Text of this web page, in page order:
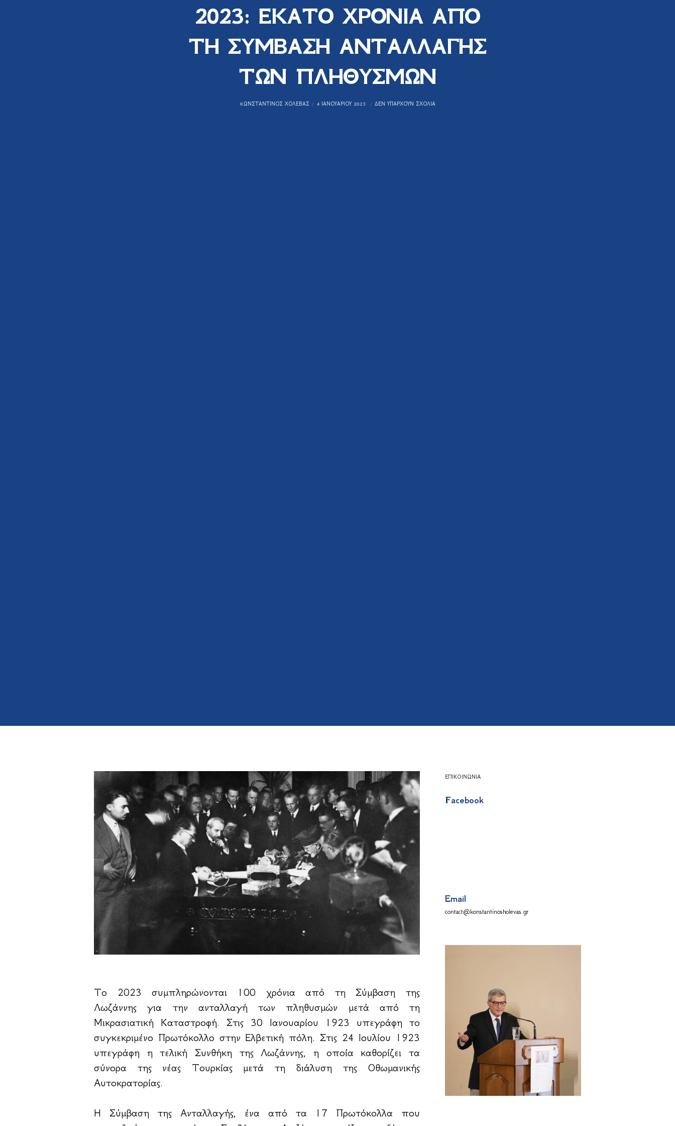
2023: ΕΚΑΤΟ ΧΡΟΝΙΑ ΑΠΟ
ΤΗ ΣΥΜΒΑΣΗ ΑΝΤΑΛΛΑΓΗΣ
ΤΩΝ ΠΛΗΘΥΣΜΩΝ
KΩΝΣΤΑΝΤΊΝΟΣ ΧΟΛΈΒΑΣ 4 ΙΑΝΟΥΑΡΊΟΥ 2023 ΔΕΝ ΥΠΆΡΧΟΥΝ ΣΧΌΛΙΑ
Το 2023 συμπληρώνονται 100 χρόνια από τη Σύμβαση της
Λωζάννης για την ανταλλαγή των πληθυσμών μετά από τη
Μικρασιατική Καταστροφή. Στις 30 Ιανουαρίου 1923 υπεγράφη το
συγκεκριμένο Πρωτόκολλο στην Ελβετική πόλη. Στις 24 Ιουλίου 1923
υπεγράφη η τελική Συνθήκη της Λωζάννης, η οποία καθορίζει τα
σύνορα της νέας Τουρκίας μετά τη διάλυση της Οθωμανικής
Αυτοκρατορίας.
Η Σύμβαση της Ανταλλαγής, ένα από τα 17 Πρωτόκολλα που
ΕΠΙΚΟΙΝΩΝΊΑ
Facebook
Email
contact@konstantinosholevas.gr